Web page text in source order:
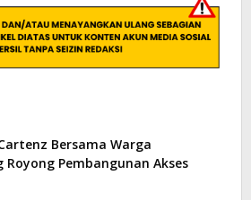
Bersama Warga
Pembangunan Akses